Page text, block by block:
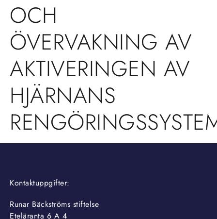
OCH
ÖVERVAKNING AV
AKTIVERINGEN AV
HJÄRNANS
Kontaktuppgifter:
Runar Bäckströms stiftelse
Eteläranta 6 A 4